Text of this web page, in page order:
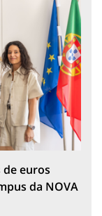
euros
da NOVA